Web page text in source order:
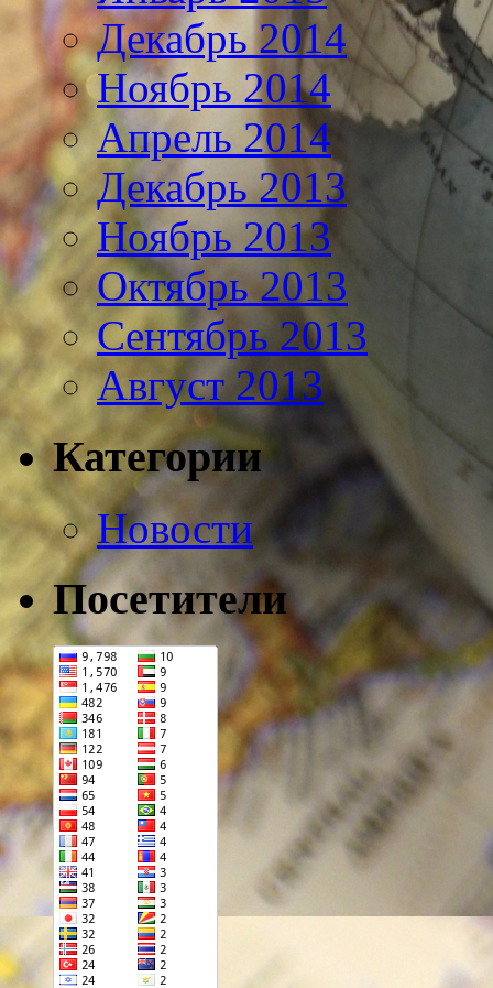
Декабрь 2014
Ноябрь 2014
Апрель 2014
Декабрь 2013
Ноябрь 2013
Октябрь 2013
Сентябрь 2013
Август 2013
Категории
Новости
Посетители